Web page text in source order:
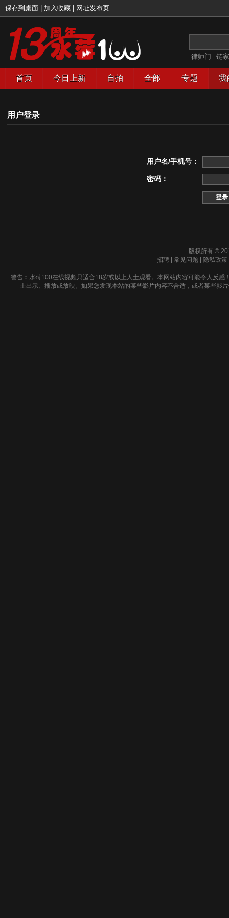
保存到桌面 加入收藏 网址发布页
律师门 链
首页 今日上新 自拍 全部 专题 我
用户登录
用户名/手机号：
密码：
版权所有 ©
招聘
常见问题 隐私政策
警告︰水莓100在线视频只适合18岁或以上人士观看。本网站内容可能令人反
士出示、播放或放映。如果您发现本站的某些影片内容不合适，或者某些